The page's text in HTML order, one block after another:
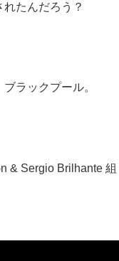
たんだろう？
ラックプール。
& Sergio Brilhante